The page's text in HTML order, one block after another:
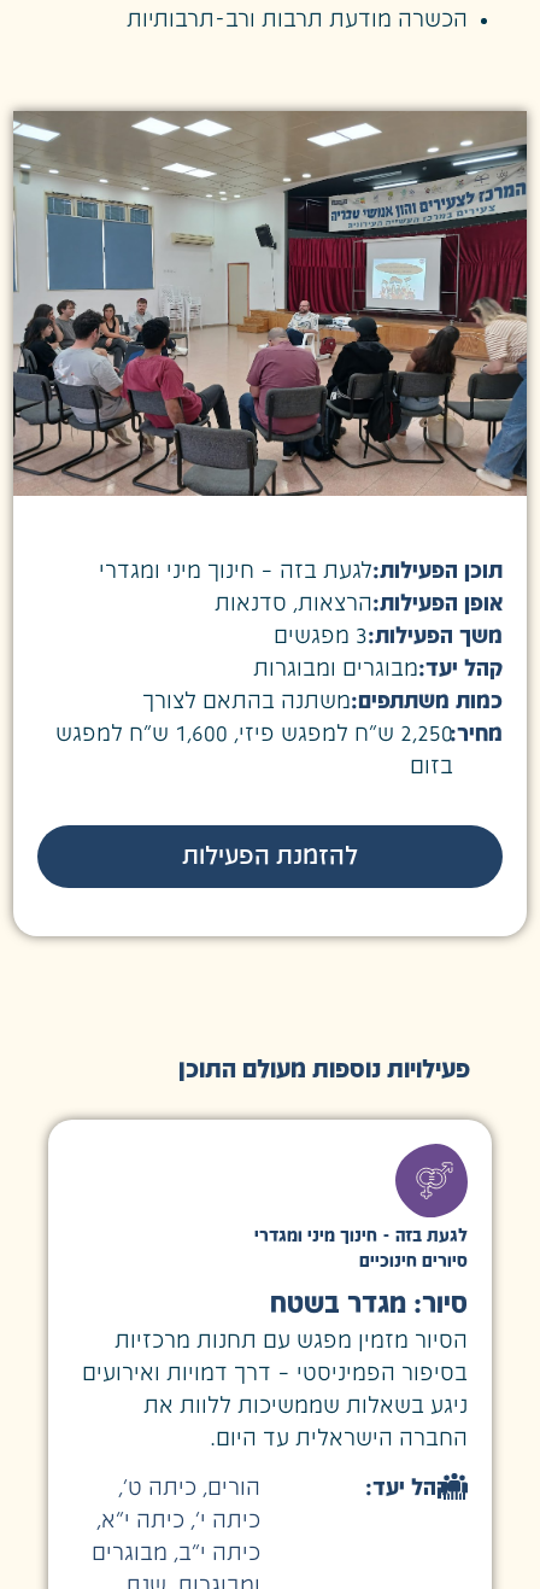
הכשרה מודעת תרבות ורב-תרבותיות
תוכן הפעילות:לגעת בזה – חינוך מיני ומגדרי
אופן הפעילות: הרצאות, סדנאות
משך הפעילות:3 מפגשים
קהל יעד:מבוגרים ומבוגרות
כמות משתתפים:משתנה בהתאם לצורך
מחיר:
2,250 ש"ח למפגש פיזי, 1,600 ש"ח למפגש
בזום
להזמנת הפעילות
פעילויות נוספות מעולם התוכן
לגעת בזה - חינוך מיני ומגדרי
סיורים חינוכיים
סיור: מגדר בשטח
הסיור מזמין מפגש עם תחנות מרכזיות
בסיפור הפמיניסטי – דרך דמויות ואירועים
ניגע בשאלות שממשיכות ללוות את
החברה הישראלית עד היום.
קהל יעד: הורים, כיתה ט׳,
כיתה י׳, כיתה י״א,
כיתה י״ב, מבוגרים